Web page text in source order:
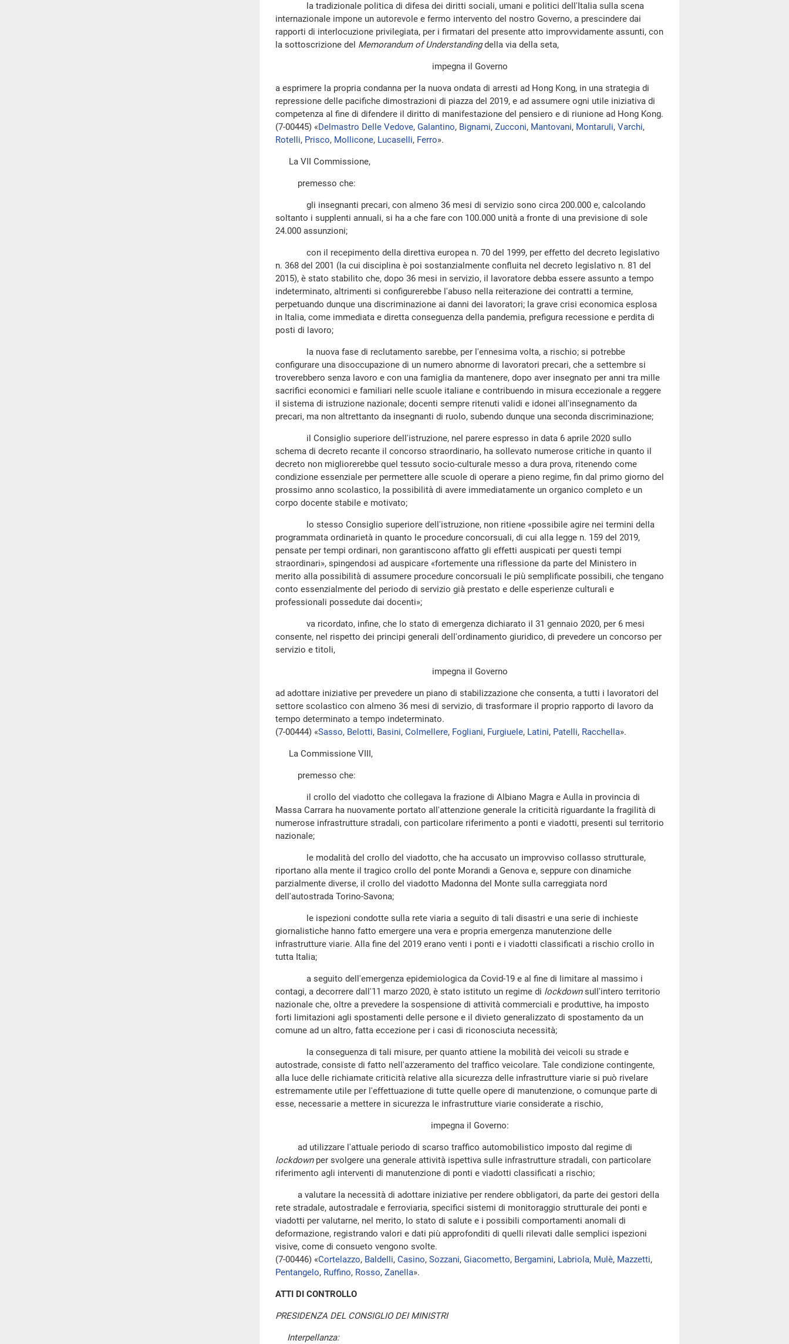
la tradizionale politica di difesa dei diritti sociali, umani e politici dell'Italia sulla scena
internazionale impone un autorevole e fermo intervento del nostro Governo, a prescindere dai
rapporti di interlocuzione privilegiata, per i firmatari del presente atto improvvidamente assunti, con
la sottoscrizione del Memorandum of Understandingdella via della seta,
impegna il Governo
a esprimere la propria condanna per la nuova ondata di arresti ad Hong Kong, in una strategia di
repressione delle pacifiche dimostrazioni di piazza del 2019, e ad assumere ogni utile iniziativa di
competenza al fine di difendere il diritto di manifestazione del pensiero e di riunione ad Hong Kong.
(7-00445) «Delmastro Delle Vedove, Galantino, Bignami, Zucconi, Mantovani, Montaruli, Varchi,
Rotelli, Prisco, Mollicone, Lucaselli, Ferro».
La VII Commissione,
premesso che:
gli insegnanti precari, con almeno 36 mesi di servizio sono circa 200.000 e, calcolando
soltanto i supplenti annuali, si ha a che fare con 100.000 unità a fronte di una previsione di sole
24.000 assunzioni;
con il recepimento della direttiva europea n. 70 del 1999, per effetto del decreto legislativo
n. 368 del 2001 (la cui disciplina è poi sostanzialmente confluita nel decreto legislativo n. 81 del
2015), è stato stabilito che, dopo 36 mesi in servizio, il lavoratore debba essere assunto a tempo
indeterminato, altrimenti si configurerebbe l'abuso nella reiterazione dei contratti a termine,
perpetuando dunque una discriminazione ai danni dei lavoratori; la grave crisi economica esplosa
in Italia, come immediata e diretta conseguenza della pandemia, prefigura recessione e perdita di
posti di lavoro;
la nuova fase di reclutamento sarebbe, per l'ennesima volta, a rischio; si potrebbe
configurare una disoccupazione di un numero abnorme di lavoratori precari, che a settembre si
troverebbero senza lavoro e con una famiglia da mantenere, dopo aver insegnato per anni tra mille
sacrifici economici e familiari nelle scuole italiane e contribuendo in misura eccezionale a reggere
il sistema di istruzione nazionale; docenti sempre ritenuti validi e idonei all'insegnamento da
precari, ma non altrettanto da insegnanti di ruolo, subendo dunque una seconda discriminazione;
il Consiglio superiore dell'istruzione, nel parere espresso in data 6 aprile 2020 sullo
schema di decreto recante il concorso straordinario, ha sollevato numerose critiche in quanto il
decreto non migliorerebbe quel tessuto socio-culturale messo a dura prova, ritenendo come
condizione essenziale per permettere alle scuole di operare a pieno regime, fin dal primo giorno del
prossimo anno scolastico, la possibilità di avere immediatamente un organico completo e un
corpo docente stabile e motivato;
lo stesso Consiglio superiore dell'istruzione, non ritiene «possibile agire nei termini della
programmata ordinarietà in quanto le procedure concorsuali, di cui alla legge n. 159 del 2019,
pensate per tempi ordinari, non garantiscono affatto gli effetti auspicati per questi tempi
straordinari», spingendosi ad auspicare «fortemente una riflessione da parte del Ministero in
merito alla possibilità di assumere procedure concorsuali le più semplificate possibili, che tengano
conto essenzialmente del periodo di servizio già prestato e delle esperienze culturali e
professionali possedute dai docenti»;
va ricordato, infine, che lo stato di emergenza dichiarato il 31 gennaio 2020, per 6 mesi
consente, nel rispetto dei principi generali dell'ordinamento giuridico, di prevedere un concorso per
servizio e titoli,
impegna il Governo
ad adottare iniziative per prevedere un piano di stabilizzazione che consenta, a tutti i lavoratori del
settore scolastico con almeno 36 mesi di servizio, di trasformare il proprio rapporto di lavoro da
tempo determinato a tempo indeterminato.
(7-00444) «Sasso, Belotti, Basini, Colmellere, Fogliani, Furgiuele, Latini, Patelli, Racchella».
La Commissione VIII,
premesso che:
il crollo del viadotto che collegava la frazione di Albiano Magra e Aulla in provincia di
Massa Carrara ha nuovamente portato all'attenzione generale la criticità riguardante la fragilità di
numerose infrastrutture stradali, con particolare riferimento a ponti e viadotti, presenti sul territorio
nazionale;
le modalità del crollo del viadotto, che ha accusato un improvviso collasso strutturale,
riportano alla mente il tragico crollo del ponte Morandi a Genova e, seppure con dinamiche
parzialmente diverse, il crollo del viadotto Madonna del Monte sulla carreggiata nord
dell'autostrada Torino-Savona;
le ispezioni condotte sulla rete viaria a seguito di tali disastri e una serie di inchieste
giornalistiche hanno fatto emergere una vera e propria emergenza manutenzione delle
infrastrutture viarie. Alla fine del 2019 erano venti i ponti e i viadotti classificati a rischio crollo in
tutta Italia;
a seguito dell'emergenza epidemiologica da Covid-19 e al fine di limitare al massimo i
contagi, a decorrere dall'11 marzo 2020, è stato istituto un regime di lockdownsull'intero territorio
nazionale che, oltre a prevedere la sospensione di attività commerciali e produttive, ha imposto
forti limitazioni agli spostamenti delle persone e il divieto generalizzato di spostamento da un
comune ad un altro, fatta eccezione per i casi di riconosciuta necessità;
la conseguenza di tali misure, per quanto attiene la mobilità dei veicoli su strade e
autostrade, consiste di fatto nell'azzeramento del traffico veicolare. Tale condizione contingente,
alla luce delle richiamate criticità relative alla sicurezza delle infrastrutture viarie si può rivelare
estremamente utile per l'effettuazione di tutte quelle opere di manutenzione, o comunque parte di
esse, necessarie a mettere in sicurezza le infrastrutture viarie considerate a rischio,
impegna il Governo:
ad utilizzare l'attuale periodo di scarso traffico automobilistico imposto dal regime di
lockdownper svolgere una generale attività ispettiva sulle infrastrutture stradali, con particolare
riferimento agli interventi di manutenzione di ponti e viadotti classificati a rischio;
a valutare la necessità di adottare iniziative per rendere obbligatori, da parte dei gestori della
rete stradale, autostradale e ferroviaria, specifici sistemi di monitoraggio strutturale dei ponti e
viadotti per valutarne, nel merito, lo stato di salute e i possibili comportamenti anomali di
deformazione, registrando valori e dati più approfonditi di quelli rilevati dalle semplici ispezioni
visive, come di consueto vengono svolte.
(7-00446) «Cortelazzo, Baldelli, Casino, Sozzani, Giacometto, Bergamini, Labriola, Mulè, Mazzetti,
Pentangelo, Ruffino, Rosso, Zanella».
ATTI DI CONTROLLO
PRESIDENZA DEL CONSIGLIO DEI MINISTRI
Interpellanza: